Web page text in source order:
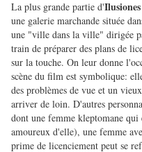
La plus grande partie d'
une galerie marchande située
une "ville dans la ville" dirigée
train de préparer des plans de
sur la touche. On leur donne
scène du film est symbolique:
des problèmes de vue et un
arriver de loin. D'autres
dont une femme kleptomane
amoureux d'elle), une femme
prime de licenciement peut se